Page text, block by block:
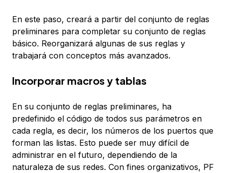
En este paso, creará a partir del conjunto de reglas
preliminares para completar su conjunto de reglas
básico. Reorganizará algunas de sus reglas y
trabajará con conceptos más avanzados.
Incorporar macros y tablas
En su conjunto de reglas preliminares, ha
predefinido el código de todos sus parámetros en
cada regla, es decir, los números de los puertos que
forman las listas. Esto puede ser muy difícil de
administrar en el futuro, dependiendo de la
naturaleza de sus redes. Con fines organizativos, PF